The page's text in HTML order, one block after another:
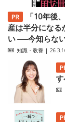
「10年後
産は半分になる
い ──今知らな
知識・教養 |